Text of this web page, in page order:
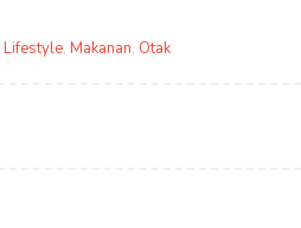
Lifestyle, Makanan, Otak